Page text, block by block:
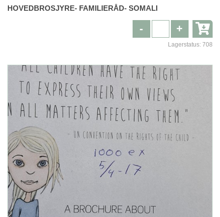
HOVEDBROSJYRE- FAMILIERÅD- SOMALI
+
-
Lagerstatus: 708